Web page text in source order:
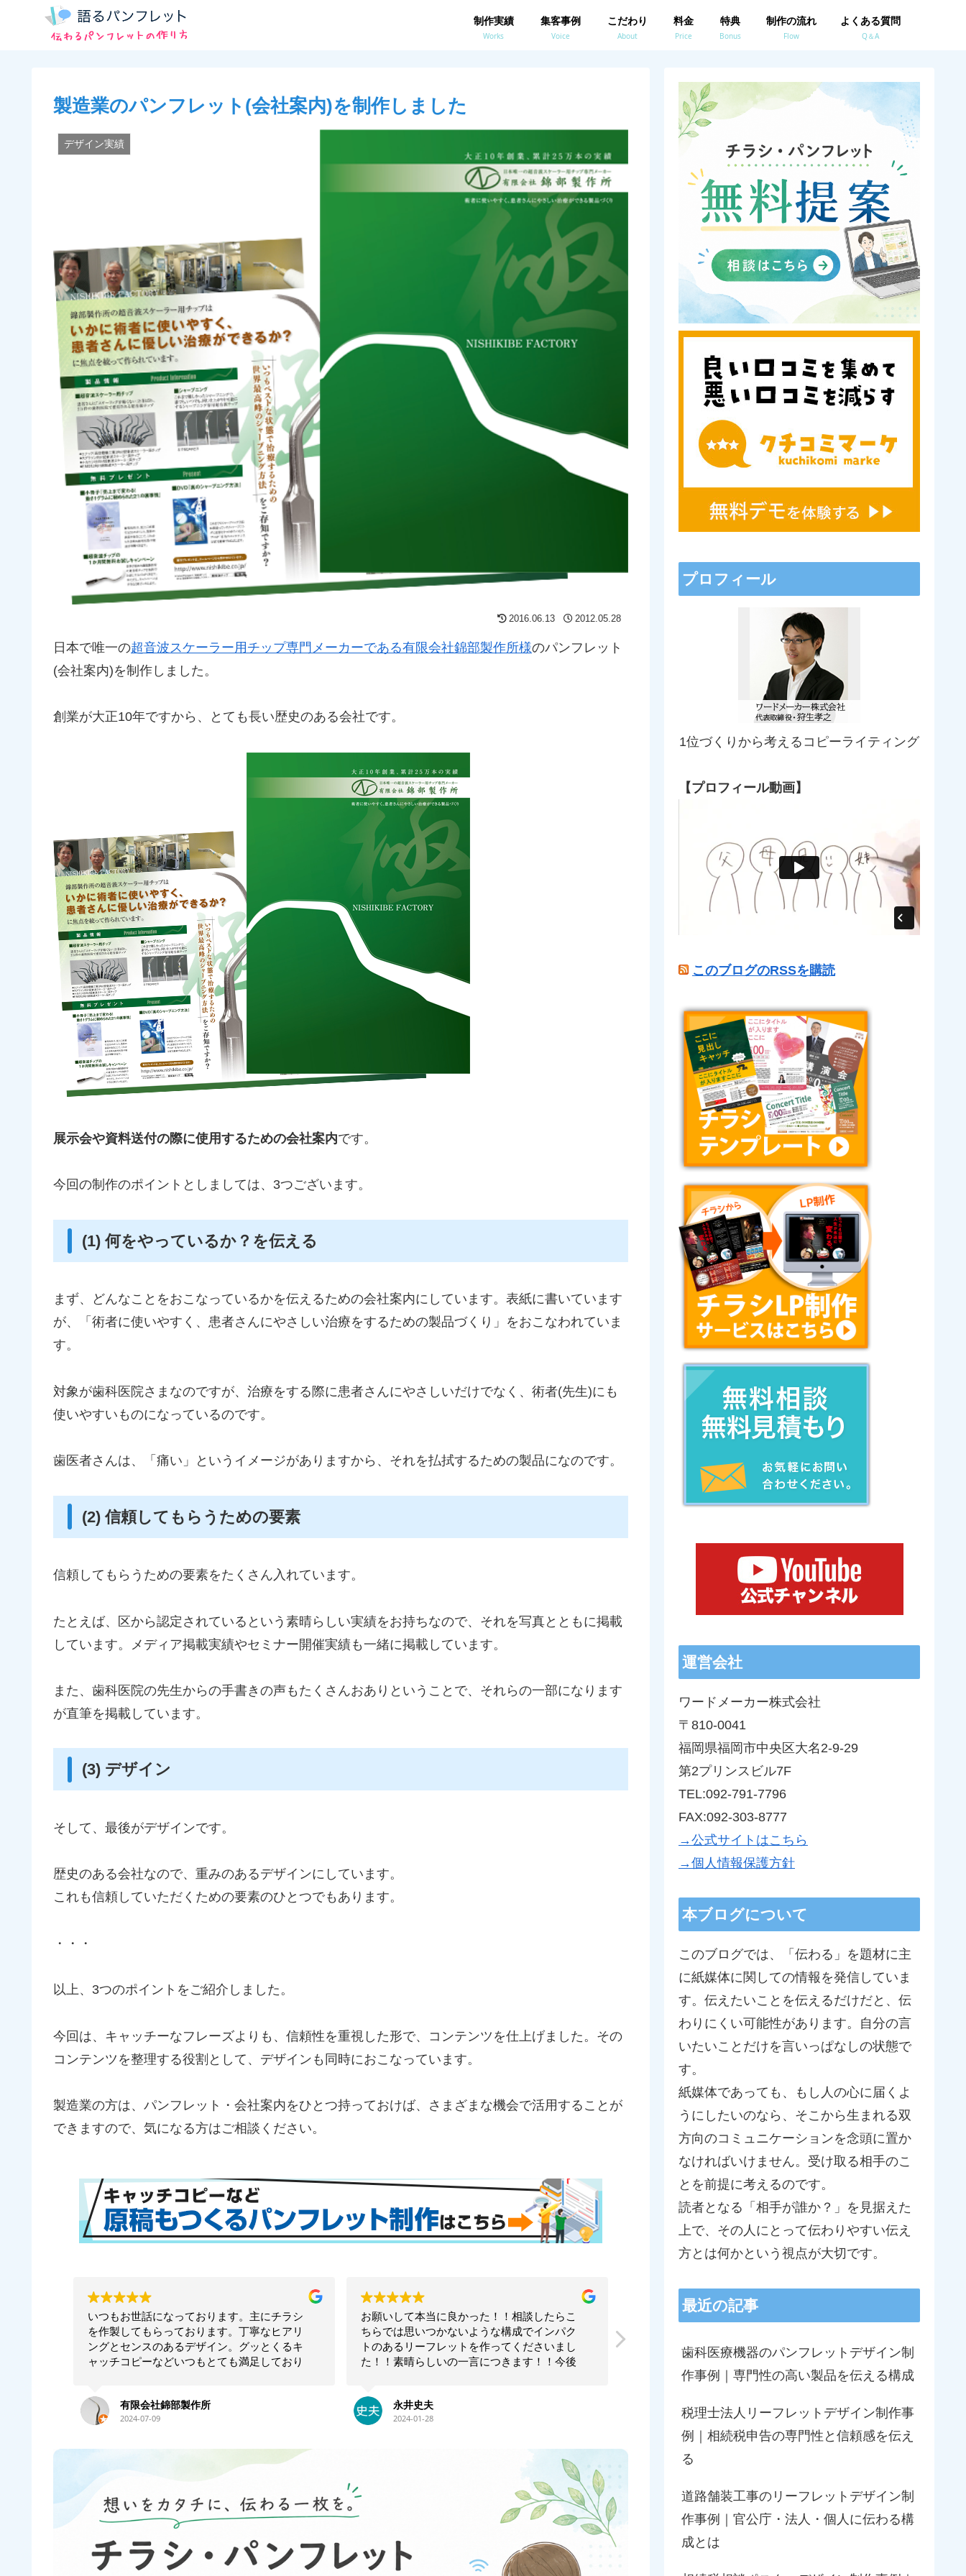
制作実績
Works
集客事例
Voice
こだわり
About
料金
Price
特典
Bonus
制作の流れ
Flow
よくある質問
Q＆A
製造業のパンフレット(会社案内)を制作しました
デザイン実績
2016.06.13 2012.05.28
日本で唯一の超音波スケーラー用チップ専門メーカーである有限会社錦部製作所様のパンフレット
(会社案内)を制作しました。
創業が大正10年ですから、とても長い歴史のある会社です。
展示会や資料送付の際に使用するための会社案内です。
今回の制作のポイントとしましては、3つございます。
(1) 何をやっているか？を伝える
まず、どんなことをおこなっているかを伝えるための会社案内にしています。表紙に書いています
が、「術者に使いやすく、患者さんにやさしい治療をするための製品づくり」をおこなわれていま
す。
対象が歯科医院さまなのですが、治療をする際に患者さんにやさしいだけでなく、術者(先生)にも
使いやすいものになっているのです。
歯医者さんは、「痛い」というイメージがありますから、それを払拭するための製品になのです。
(2) 信頼してもらうための要素
信頼してもらうための要素をたくさん入れています。
たとえば、区から認定されているという素晴らしい実績をお持ちなので、それを写真とともに掲載
しています。メディア掲載実績やセミナー開催実績も一緒に掲載しています。
また、歯科医院の先生からの手書きの声もたくさんおありということで、それらの一部になります
が直筆を掲載しています。
(3) デザイン
そして、最後がデザインです。
歴史のある会社なので、重みのあるデザインにしています。
これも信頼していただくための要素のひとつでもあります。
・・・
以上、3つのポイントをご紹介しました。
今回は、キャッチーなフレーズよりも、信頼性を重視した形で、コンテンツを仕上げました。その
コンテンツを整理する役割として、デザインも同時におこなっています。
製造業の方は、パンフレット・会社案内をひとつ持っておけば、さまざまな機会で活用することが
できますので、気になる方はご相談ください。
お願いして本当に良かった！！相談したらこ
ちらでは思いつかないような構成でインパク
トのあるリーフレットを作ってくださいまし
た！！素晴らしいの一言につきます！！今後
永井史夫
コーチとして独立してから、ずっとお世話に
なっています。
これまでに、ホームページやチラシ、リーフ
レットや名刺を作っていただきました。
流れがわかりやすく整理できるだけでなく、
私の強みや持ち味がちゃんと伝えられます。
ザインや色使いもとても気に入っています。
私自身が見たくなるような、楽しくなるよう
な、そんなホームページや名刺になっていま
私の希望や修正したいことも、気軽に相談で
きます。また、ホームページ操作上のトラブ
ル時にも、すぐに修正していただけるので、
とても心強いです。
リーフレットの制作でお世話になりました。
かったので自分で文章やデザインを考えよう
と試みたものの時間ばかり過ぎ、こんなこと
ではいつまでかかるかわからない。思いばか
き、ネットで様々な業者さんを調べた結果、
ワードメーカーさんにたどり着きました。ホ
ームページや狩生さんのYouTubeもみて、何
かピンとくるものがありました。
まず、zoomでの打ち合わせを2回行い、その
で約1か月で納品となりました。
その間、自分では何もする必要はなく、こち
らの思いや要望を伝えてすべてお任せです。
ちゃんと伝わっているのか心配になるくらい
さすがプロですね。
カフェモカ
2022-10-19
プロフィール
1位づくりから考えるコピーライティング
【プロフィール動画】
このブログのRSSを購読
運営会社
ワードメーカー株式会社
〒810-0041
福岡県福岡市中央区大名2-9-29
第2プリンスビル7F
TEL:092-791-7796
FAX:092-303-8777
→公式サイトはこちら
→個人情報保護方針
本ブログについて
このブログでは、「伝わる」を題材に主
に紙媒体に関しての情報を発信していま
す。伝えたいことを伝えるだけだと、伝
わりにくい可能性があります。自分の言
いたいことだけを言いっぱなしの状態で
す。
紙媒体であっても、もし人の心に届くよ
うにしたいのなら、そこから生まれる双
方向のコミュニケーションを念頭に置か
なければいけません。受け取る相手のこ
とを前提に考えるのです。
読者となる「相手が誰か？」を見据えた
上で、その人にとって伝わりやすい伝え
方とは何かという視点が大切です。
最近の記事
歯科医療機器のパンフレットデザイン制
作事例｜専門性の高い製品を伝える構成
税理士法人リーフレットデザイン制作事
例｜相続税申告の専門性と信頼感を伝え
る
道路舗装工事のリーフレットデザイン制
作事例｜官公庁・法人・個人に伝わる構
成とは